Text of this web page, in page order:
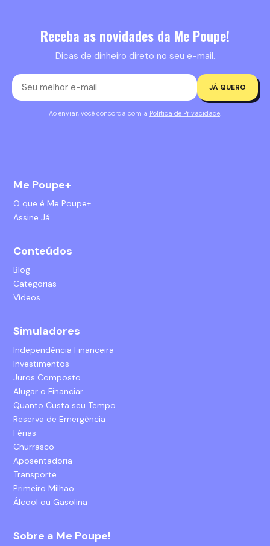
Receba as novidades da Me Poupe!
Dicas de dinheiro direto no seu e-mail.
JÁ QUERO
Ao enviar, você concorda com a Política de Privacidade.
Me Poupe+
O que é Me Poupe+
Assine Já
Conteúdos
Blog
Categorias
Vídeos
Simuladores
Independência Financeira
Investimentos
Juros Composto
Alugar o Financiar
Quanto Custa seu Tempo
Reserva de Emergência
Férias
Churrasco
Aposentadoria
Transporte
Primeiro Milhão
Álcool ou Gasolina
Sobre a Me Poupe!